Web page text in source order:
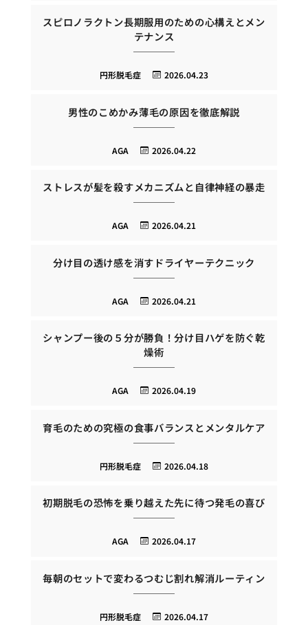
スピロノラクトン長期服用のための心構えとメン
テナンス
2026.04.23
円形脱毛症
男性のこめかみ薄毛の原因を徹底解説
2026.04.22
AGA
ストレスが髪を殺すメカニズムと自律神経の暴走
2026.04.21
AGA
分け目の透け感を消すドライヤーテクニック
2026.04.21
AGA
シャンプー後の５分が勝負！分け目ハゲを防ぐ乾
燥術
2026.04.19
AGA
育毛のための究極の食事バランスとメンタルケア
2026.04.18
円形脱毛症
初期脱毛の恐怖を乗り越えた先に待つ発毛の喜び
2026.04.17
AGA
毎朝のセットで変わるつむじ割れ解消ルーティン
2026.04.17
円形脱毛症